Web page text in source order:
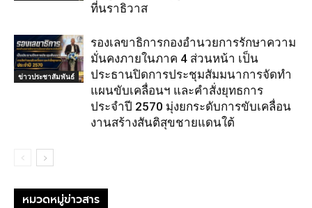
ที่นราธิวาส
ข่าวประชาสัมพันธ์
รองเลขาธิการกองอำนวยการรักษาความ
มั่นคงภายในภาค 4 ส่วนหน้า เป็น
ประธานปิดการประชุมสัมมนาการจัดทำ
แผนขับเคลื่อนฯ และคำสั่งยุทธการ
ประจำปี 2570 มุ่งยกระดับการขับเคลื่อน
งานสร้างสันติสุขชายแดนใต้
หมวดหมู่ข่าวสาร